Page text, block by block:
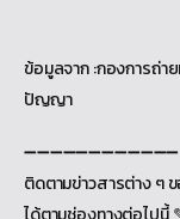
ข้อมูลจาก :กองการถ่า
ปัญญา
➖➖➖➖➖➖➖➖➖➖➖➖
ติดตามข่าวสารต่าง ๆ